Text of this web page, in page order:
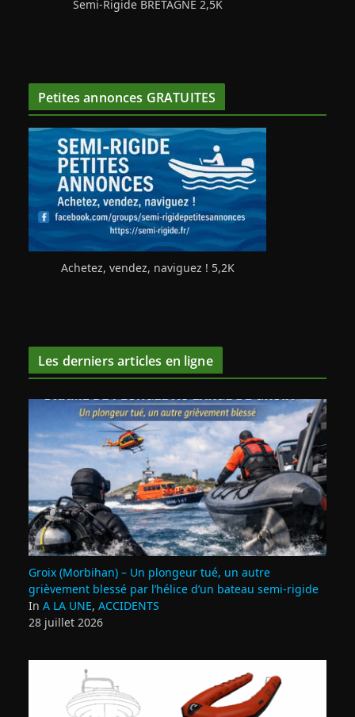
Semi-Rigide BRETAGNE 2,5K
Petites annonces GRATUITES
Achetez, vendez, naviguez ! 5,2K
Les derniers articles en ligne
Groix (Morbihan) – Un plongeur tué, un autre
grièvement blessé par l’hélice d’un bateau semi-rigide
In A LA UNE, ACCIDENTS
28 juillet 2026